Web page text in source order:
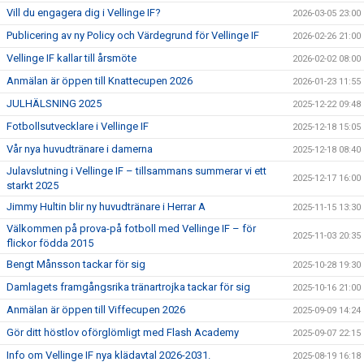
Vill du engagera dig i Vellinge IF? 2026-03-05 23:00
Publicering av ny Policy och Värdegrund för Vellinge IF 2026-02-26 21:00
Vellinge IF kallar till årsmöte 2026-02-02 08:00
Anmälan är öppen till Knattecupen 2026 2026-01-23 11:55
JULHÄLSNING 2025 2025-12-22 09:48
Fotbollsutvecklare i Vellinge IF 2025-12-18 15:05
Vår nya huvudtränare i damerna 2025-12-18 08:40
Julavslutning i Vellinge IF – tillsammans summerar vi ett
starkt 2025
2025-12-17 16:00
Jimmy Hultin blir ny huvudtränare i Herrar A 2025-11-15 13:30
Välkommen på prova-på fotboll med Vellinge IF – för
flickor födda 2015
2025-11-03 20:35
Bengt Månsson tackar för sig 2025-10-28 19:30
Damlagets framgångsrika tränartrojka tackar för sig 2025-10-16 21:00
Anmälan är öppen till Viffecupen 2026 2025-09-09 14:24
Gör ditt höstlov oförglömligt med Flash Academy 2025-09-07 22:15
Info om Vellinge IF nya klädavtal 2026-2031. 2025-08-19 16:18